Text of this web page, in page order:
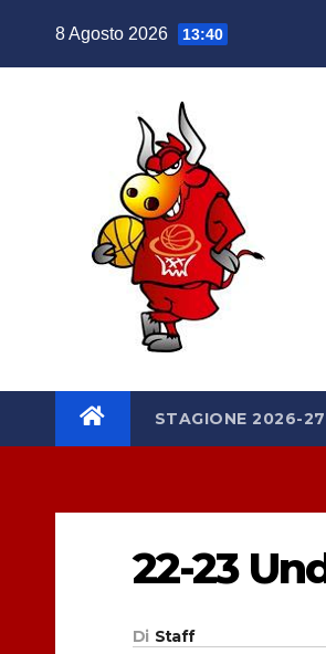
8 Agosto 2026 13:40
STAGIONE 2026-27
22-23
Di Staff